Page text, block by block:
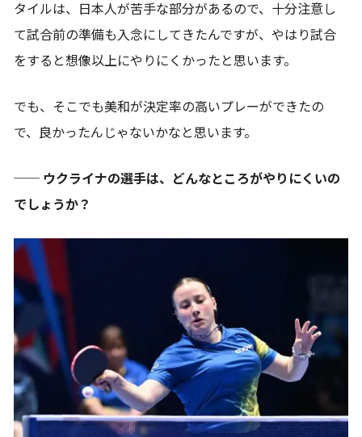
タイルは、日本人が苦手な部分があるので、十分注意し
て試合前の準備も入念にしてきたんですが、やはり試合
をすると想像以上にやりにくかったと思います。
でも、そこでも美和が決定率の高いプレーができたの
で、良かったんじゃないかなと思います。
── ウクライナの選手は、どんなところがやりにくいの
でしょうか？